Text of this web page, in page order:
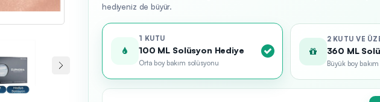
hediyeniz de büyür.
1 KUTU
100 ML Solüsyon Hediye
Orta boy bakım solüsyonu
2 KUTU VE
360 ML
Büyük boy